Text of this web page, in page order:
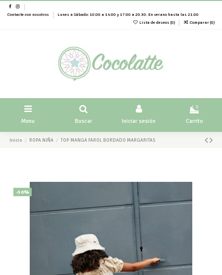
Contacte con nosotros
Lunes a Sábado: 10:00 a 14:00 y 17:00 a 20.30. En verano hasta las 21:00
Lista de deseos (0) Comparar (0)
Menu Buscar Iniciar sesión
0
Carrito
Inicio ROPA NIÑA TOP MANGA FAROL BORDADO MARGARITAS
-50%